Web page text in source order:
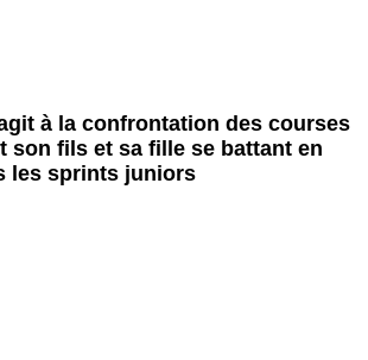
à la confrontation des courses
son fils et sa fille se battant en
les sprints juniors